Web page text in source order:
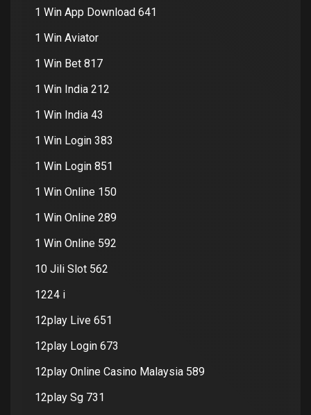
1 Win App Download 641
1 Win Aviator
1 Win Bet 817
1 Win India 212
1 Win India 43
1 Win Login 383
1 Win Login 851
1 Win Online 150
1 Win Online 289
1 Win Online 592
10 Jili Slot 562
1224 i
12play Live 651
12play Login 673
12play Online Casino Malaysia 589
12play Sg 731